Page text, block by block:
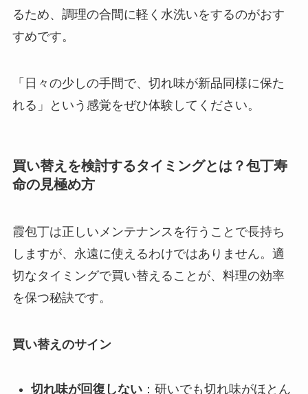
るため、調理の合間に軽く水洗いをするのがおす
すめです。
「日々の少しの手間で、切れ味が新品同様に保た
れる」という感覚をぜひ体験してください。
買い替えを検討するタイミングとは？包丁寿
命の見極め方
霞包丁は正しいメンテナンスを行うことで長持ち
しますが、永遠に使えるわけではありません。適
切なタイミングで買い替えることが、料理の効率
を保つ秘訣です。
買い替えのサイン
切れ味が回復しない：研いでも切れ味がほとん